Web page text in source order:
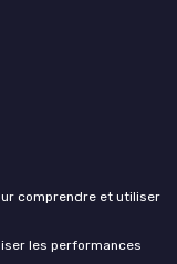
comprendre et utiliser
les performances